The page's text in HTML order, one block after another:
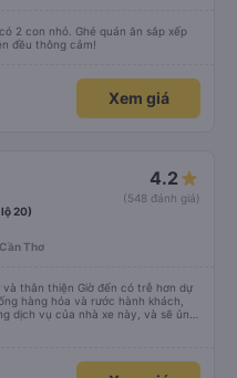
2 con nhỏ. Ghé quán ăn sắp xếp
đều thông cảm!
Xem giá
4.2
(548 đánh giá)
20)
Thơ
thân thiện Giờ đến có trễ hơn dự
hàng hóa và rước hành khách,
dịch vụ của nhà xe này, và sẽ ủng
vụ của nhà xe này